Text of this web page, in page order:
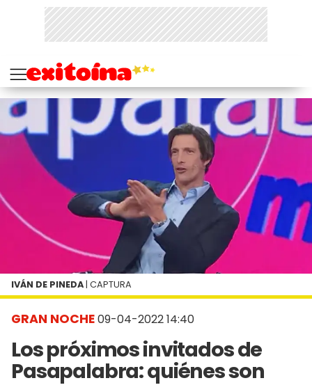
GRAN NOCHE09-04-2022 14:40
Los próximos invitados de
Pasapalabra: quiénes son
IVÁN DE PINEDA | CAPTURA